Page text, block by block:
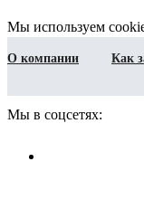
Мы используем
О компании Как
Мы в соцсетях: